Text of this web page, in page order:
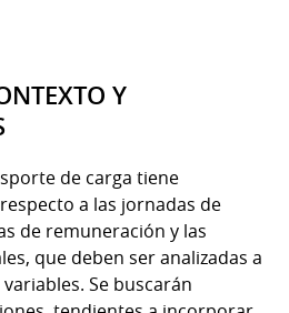
Y
de carga tiene
a las jornadas de
de remuneración y las
que deben ser analizadas a
Se buscarán